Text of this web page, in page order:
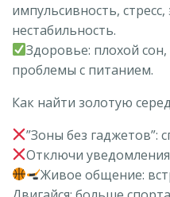
импульсивность,
нестабильность.
Здоровье: плохой
проблемы с питанием.
Как найти золотую
”Зоны без гаджетов”:
Отключи
Живое общение: